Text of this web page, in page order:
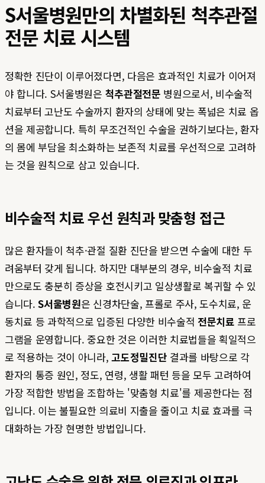
S서울병원만의 차별화된 척추관절
전문 치료 시스템
정확한 진단이 이루어졌다면, 다음은 효과적인 치료가 이어져
야 합니다. S서울병원은 척추관절전문 병원으로서, 비수술적
치료부터 고난도 수술까지 환자의 상태에 맞는 폭넓은 치료 옵
션을 제공합니다. 특히 무조건적인 수술을 권하기보다는, 환자
의 몸에 부담을 최소화하는 보존적 치료를 우선적으로 고려하
는 것을 원칙으로 삼고 있습니다.
비수술적 치료 우선 원칙과 맞춤형 접근
많은 환자들이 척추·관절 질환 진단을 받으면 수술에 대한 두
려움부터 갖게 됩니다. 하지만 대부분의 경우, 비수술적 치료
만으로도 충분히 증상을 호전시키고 일상생활로 복귀할 수 있
습니다.S서울병원은 신경차단술, 프롤로 주사, 도수치료, 운
동치료 등 과학적으로 입증된 다양한 비수술적 전문치료 프로
그램을 운영합니다. 중요한 것은 이러한 치료법들을 획일적으
로 적용하는 것이 아니라,고도정밀진단 결과를 바탕으로 각
환자의 통증 원인, 정도, 연령, 생활 패턴 등을 모두 고려하여
가장 적합한 방법을 조합하는 '맞춤형 치료'를 제공한다는 점
입니다. 이는 불필요한 의료비 지출을 줄이고 치료 효과를 극
대화하는 가장 현명한 방법입니다.